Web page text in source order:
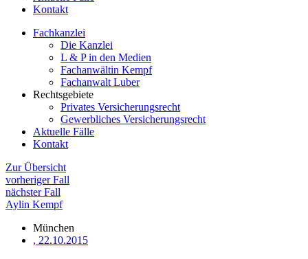
Kontakt
Fachkanzlei
Die Kanzlei
L & P in den Medien
Fachanwältin Kempf
Fachanwalt Luber
Rechtsgebiete
Privates Versicherungsrecht
Gewerbliches Versicherungsrecht
Aktuelle Fälle
Kontakt
Zur Übersicht
vorheriger Fall
nächster Fall
Aylin Kempf
München
, 22.10.2015